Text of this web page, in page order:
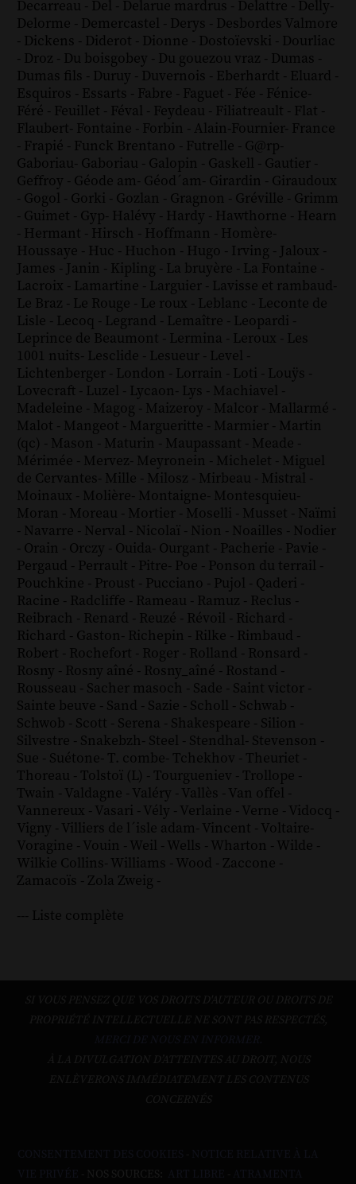
Decarreau - Del - Delarue mardrus - Delattre - Delly-
Delorme - Demercastel - Derys - Desbordes Valmore
- Dickens - Diderot - Dionne - Dostoïevski - Dourliac
- Droz - Du boisgobey - Du gouezou vraz - Dumas -
Dumas fils - Duruy - Duvernois - Eberhardt - Eluard -
Esquiros - Essarts - Fabre - Faguet - Fée - Fénice-
Féré - Feuillet - Féval - Feydeau - Filiatreault - Flat -
Flaubert- Fontaine - Forbin - Alain-Fournier- France
- Frapié - Funck Brentano - Futrelle - G@rp-
Gaboriau- Gaboriau - Galopin - Gaskell - Gautier -
Geffroy - Géode am- Géod´am- Girardin - Giraudoux
- Gogol - Gorki - Gozlan - Gragnon - Gréville - Grimm
- Guimet - Gyp- Halévy - Hardy - Hawthorne - Hearn
- Hermant - Hirsch - Hoffmann - Homère-
Houssaye - Huc - Huchon - Hugo - Irving - Jaloux -
James - Janin - Kipling - La bruyère - La Fontaine -
Lacroix - Lamartine - Larguier - Lavisse et rambaud-
Le Braz - Le Rouge - Le roux - Leblanc - Leconte de
Lisle - Lecoq - Legrand - Lemaître - Leopardi -
Leprince de Beaumont - Lermina - Leroux - Les
1001 nuits- Lesclide - Lesueur - Level -
Lichtenberger - London - Lorrain - Loti - Louÿs -
Lovecraft - Luzel - Lycaon- Lys - Machiavel -
Madeleine - Magog - Maizeroy - Malcor - Mallarmé -
Malot - Mangeot - Margueritte - Marmier - Martin
(qc) - Mason - Maturin - Maupassant - Meade -
Mérimée - Mervez- Meyronein - Michelet - Miguel
de Cervantes- Mille - Milosz - Mirbeau - Mistral -
Moinaux - Molière- Montaigne- Montesquieu-
Moran - Moreau - Mortier - Moselli - Musset - Naïmi
- Navarre - Nerval - Nicolaï - Nion - Noailles - Nodier
- Orain - Orczy - Ouida- Ourgant - Pacherie - Pavie -
Pergaud - Perrault - Pitre- Poe - Ponson du terrail -
Pouchkine - Proust - Pucciano - Pujol - Qaderi -
Racine - Radcliffe - Rameau - Ramuz - Reclus -
Reibrach - Renard - Reuzé - Révoil - Richard -
Richard - Gaston- Richepin - Rilke - Rimbaud -
Robert - Rochefort - Roger - Rolland - Ronsard -
Rosny - Rosny aîné - Rosny_aîné - Rostand -
Rousseau - Sacher masoch - Sade - Saint victor -
Sainte beuve - Sand - Sazie - Scholl - Schwab -
Schwob - Scott - Serena - Shakespeare - Silion -
Silvestre - Snakebzh- Steel - Stendhal- Stevenson -
Sue - Suétone- T. combe- Tchekhov - Theuriet -
Thoreau - Tolstoï (L) - Tourgueniev - Trollope -
Twain - Valdagne - Valéry - Vallès - Van offel -
Vannereux - Vasari - Vély - Verlaine - Verne - Vidocq -
Vigny - Villiers de l´isle adam- Vincent - Voltaire-
Voragine - Vouin - Weil - Wells - Wharton - Wilde -
Wilkie Collins- Williams - Wood - Zaccone -
Zamacoïs - Zola Zweig -
--- Liste complète